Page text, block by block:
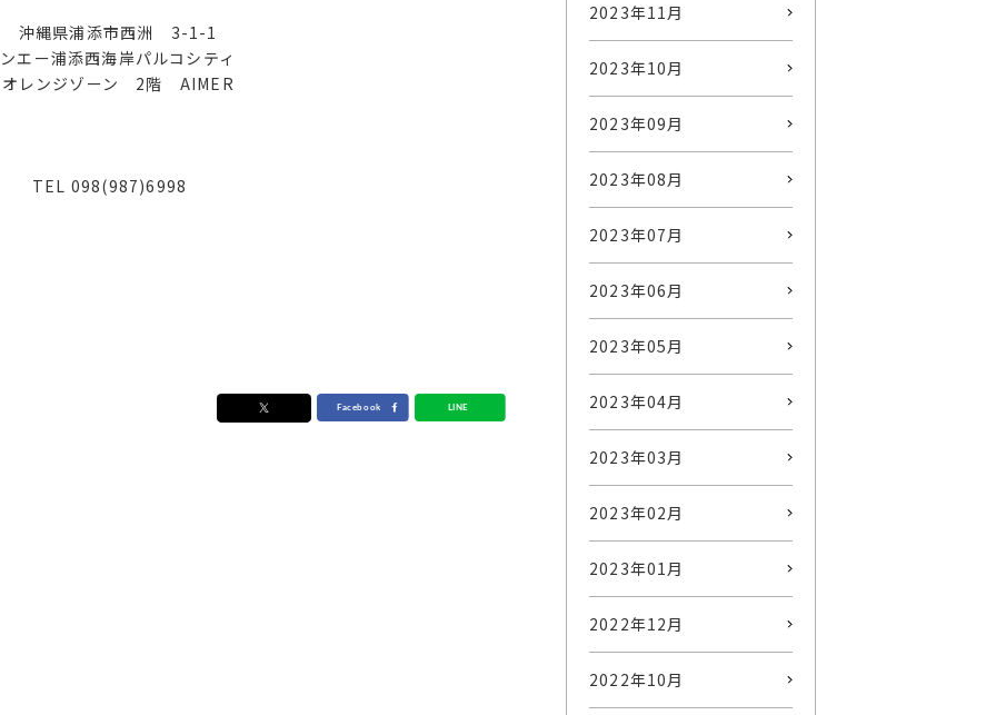
縄県浦添市西洲 3-1-1
エー浦添西海岸パルコシティ
ンジゾーン 2階 AIMER
TEL 098(987)6998
2023年11月
2023年10月
2023年09月
2023年08月
2023年07月
2023年06月
2023年05月
2023年04月
2023年03月
2023年02月
2023年01月
2022年12月
2022年10月